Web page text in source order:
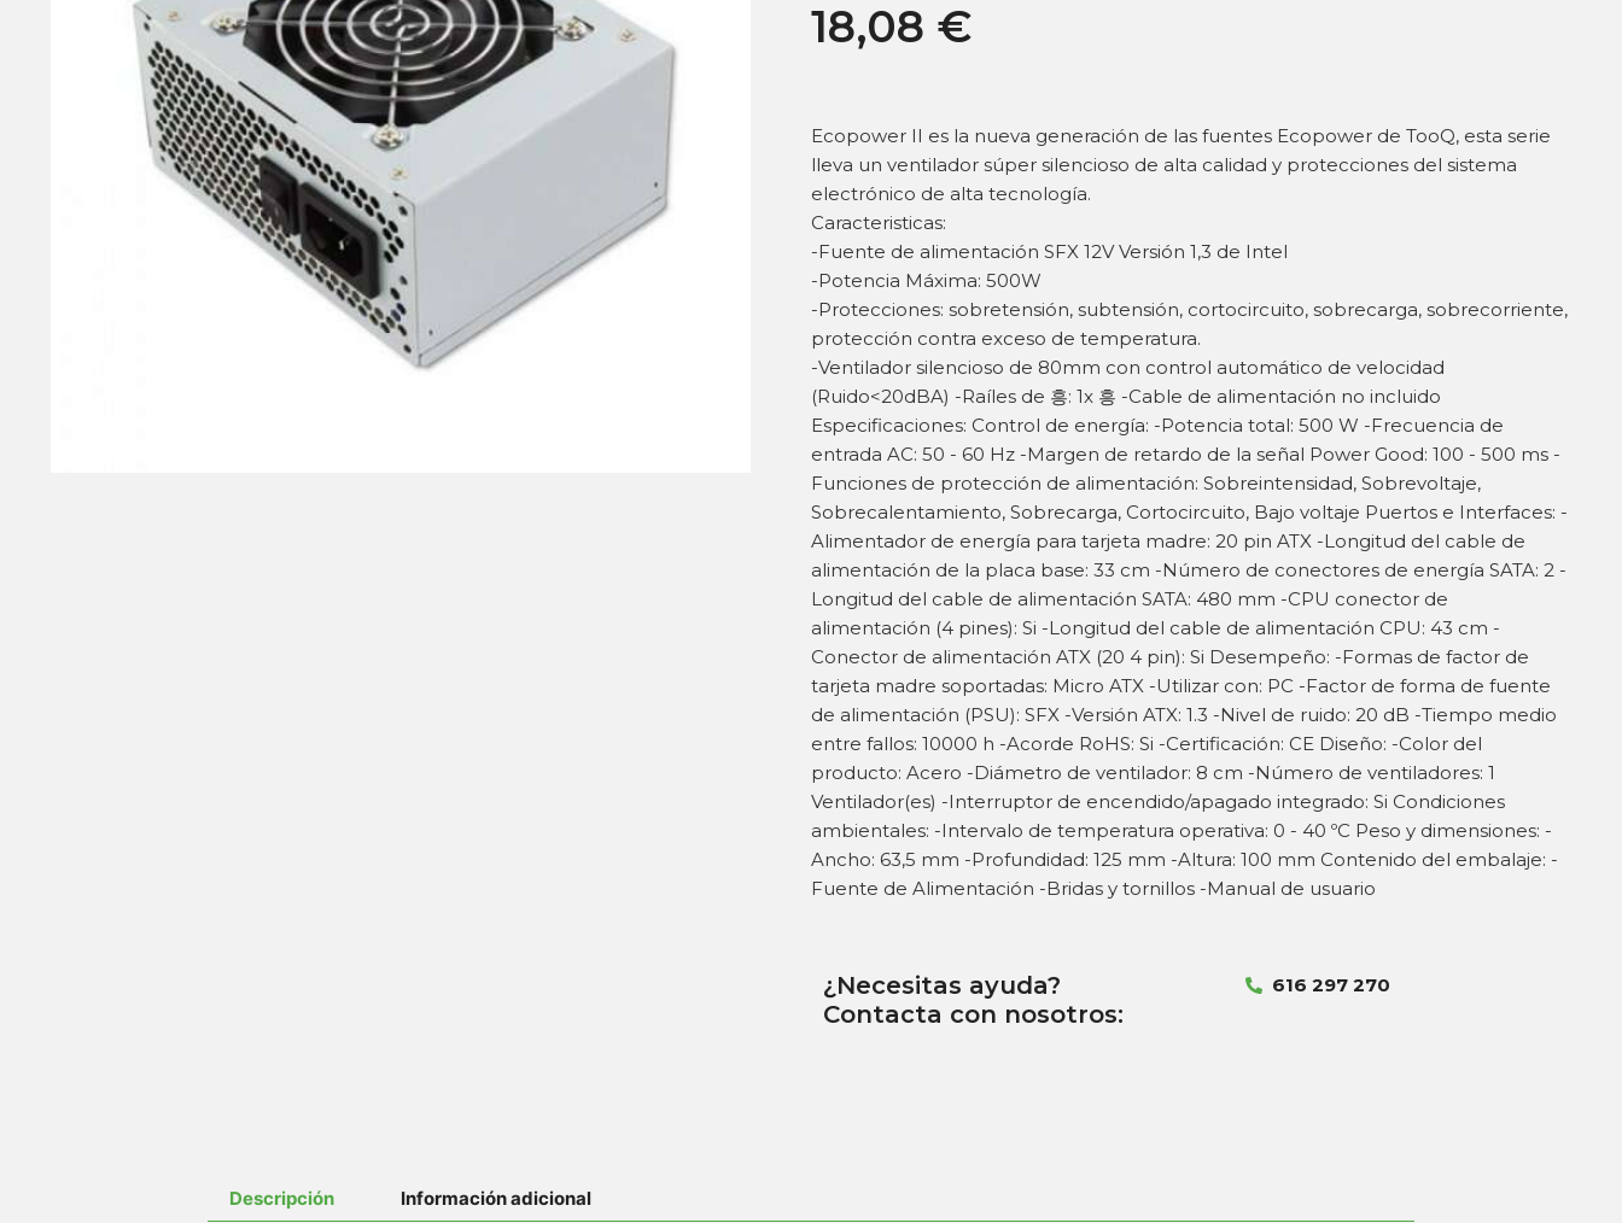
18,08 €
Ecopower II es la nueva generación de las fuentes Ecopower de TooQ, esta serie
lleva un ventilador súper silencioso de alta calidad y protecciones del sistema
electrónico de alta tecnología.
Caracteristicas:
-Fuente de alimentación SFX 12V Versión 1,3 de Intel
-Potencia Máxima: 500W
-Protecciones: sobretensión, subtensión, cortocircuito, sobrecarga, sobrecorriente,
protección contra exceso de temperatura.
-Ventilador silencioso de 80mm con control automático de velocidad
(Ruido<20dBA) -Raíles de 흥: 1x 흥 -Cable de alimentación no incluido
Especificaciones: Control de energía: -Potencia total: 500 W -Frecuencia de
entrada AC: 50 - 60 Hz -Margen de retardo de la señal Power Good: 100 - 500 ms -
Funciones de protección de alimentación: Sobreintensidad, Sobrevoltaje,
Sobrecalentamiento, Sobrecarga, Cortocircuito, Bajo voltaje Puertos e Interfaces: -
Alimentador de energía para tarjeta madre: 20 pin ATX -Longitud del cable de
alimentación de la placa base: 33 cm -Número de conectores de energía SATA: 2 -
Longitud del cable de alimentación SATA: 480 mm -CPU conector de
alimentación (4 pines): Si -Longitud del cable de alimentación CPU: 43 cm -
Conector de alimentación ATX (20 4 pin): Si Desempeño: -Formas de factor de
tarjeta madre soportadas: Micro ATX -Utilizar con: PC -Factor de forma de fuente
de alimentación (PSU): SFX -Versión ATX: 1.3 -Nivel de ruido: 20 dB -Tiempo medio
entre fallos: 10000 h -Acorde RoHS: Si -Certificación: CE Diseño: -Color del
producto: Acero -Diámetro de ventilador: 8 cm -Número de ventiladores: 1
Ventilador(es) -Interruptor de encendido/apagado integrado: Si Condiciones
ambientales: -Intervalo de temperatura operativa: 0 - 40 ºC Peso y dimensiones: -
Ancho: 63,5 mm -Profundidad: 125 mm -Altura: 100 mm Contenido del embalaje: -
Fuente de Alimentación -Bridas y tornillos -Manual de usuario
¿Necesitas ayuda?
Contacta con nosotros:
616 297 270
Descripción Información adicional